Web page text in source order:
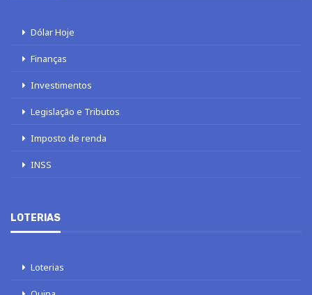
Dólar Hoje
Finanças
Investimentos
Legislação e Tributos
Imposto de renda
INSS
LOTERIAS
Loterias